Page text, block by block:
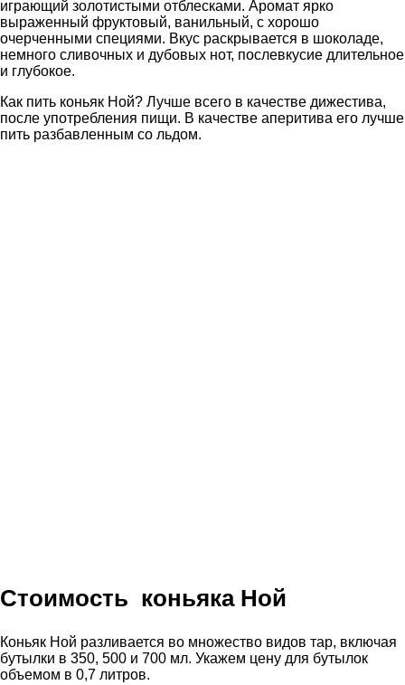
играющий золотистыми отблесками. Аромат ярко
выраженный фруктовый, ванильный, с хорошо
очерченными специями. Вкус раскрывается в шоколаде,
немного сливочных и дубовых нот, послевкусие длительное
и глубокое.
Как пить коньяк Ной? Лучше всего в качестве дижестива,
после употребления пищи. В качестве аперитива его лучше
пить разбавленным со льдом.
Стоимость коньяка Ной
Коньяк Ной разливается во множество видов тар, включая
бутылки в 350, 500 и 700 мл. Укажем цену для бутылок
объемом в 0,7 литров.